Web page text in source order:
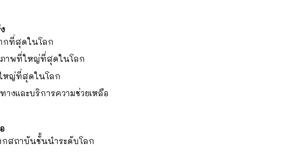
กที่สุดในโลก
ภาพที่ใหญ่ที่สุดในโลก
หญ่ที่สุดในโลก
งและบริการความช่วยเหลือ
กสถาบันชั้นนำระดับโลก